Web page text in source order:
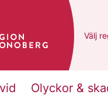
Du
Välj
Olyckor &